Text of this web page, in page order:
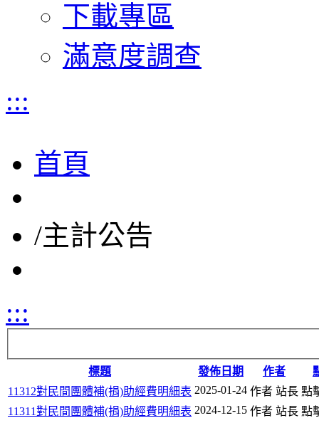
下載專區
滿意度調查
:::
首頁
/主計公告
:::
標題 發佈日期 作者
11312對民間團體補(捐)助經費明細表 2025-01-24 作者 站長 點
11311對民間團體補(捐)助經費明細表 2024-12-15 作者 站長 點